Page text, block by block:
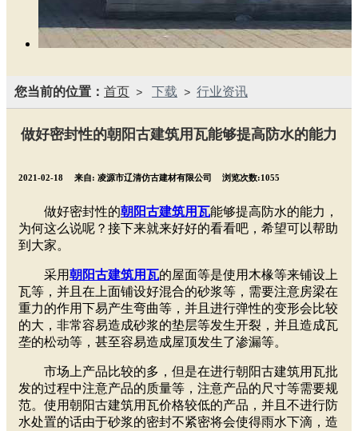
您当前的位置： 首页 > 下载 > 行业资讯
​做好密封性的朝阳古建筑用瓦能够提高防水的能力
2021-02-18 来自: 凌源市辽清仿古建材有限公司 浏览次数:1055
做好密封性的朝阳古建筑用瓦能够提高防水的能力，
为何这么说呢？接下来就来好好的看看吧，希望可以帮助
到大家。
采用朝阳古建筑用瓦的屋面等是使用木椽等来铺设上
瓦等，并且在上面铺设好混合的砂浆等，需要注意房梁在
重力的作用下易产生弯曲等，并且进行弹性的变形会比较
的大，非常容易造成砂浆的垫层等发生开裂，并且造成瓦
垄的松动等，甚至容易造成屋顶发生了渗漏等。
市场上产品比较的多，但是在进行朝阳古建筑用瓦批
发的过程中注意产品的质量等，注意产品的尺寸等需要规
范。使用朝阳古建筑用瓦价格较低的产品，并且不进行防
水处置的话由于砂浆的密封不紧密将会使得雨水下滴，造